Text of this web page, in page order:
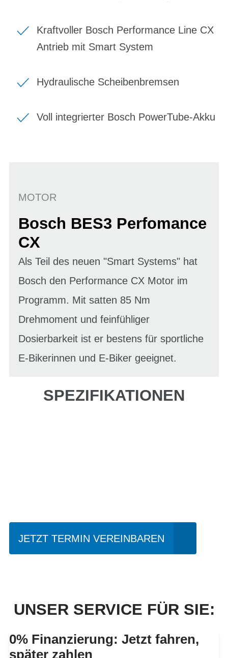
Kraftvoller Bosch Performance Line CX
Antrieb mit Smart System
Hydraulische Scheibenbremsen
Voll integrierter Bosch PowerTube-Akku
MOTOR
Bosch BES3 Perfomance
CX
Als Teil des neuen "Smart Systems" hat
Bosch den Performance CX Motor im
Programm. Mit satten 85 Nm
Drehmoment und feinfühliger
Dosierbarkeit ist er bestens für sportliche
E-Bikerinnen und E-Biker geeignet.
SPEZIFIKATIONEN
JETZT TERMIN VEREINBAREN
UNSER SERVICE FÜR SIE:
0% Finanzierung: Jetzt fahren,
später zahlen